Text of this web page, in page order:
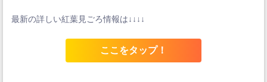
最新の詳しい紅葉見ごろ情報は↓↓↓↓
ここをタップ！